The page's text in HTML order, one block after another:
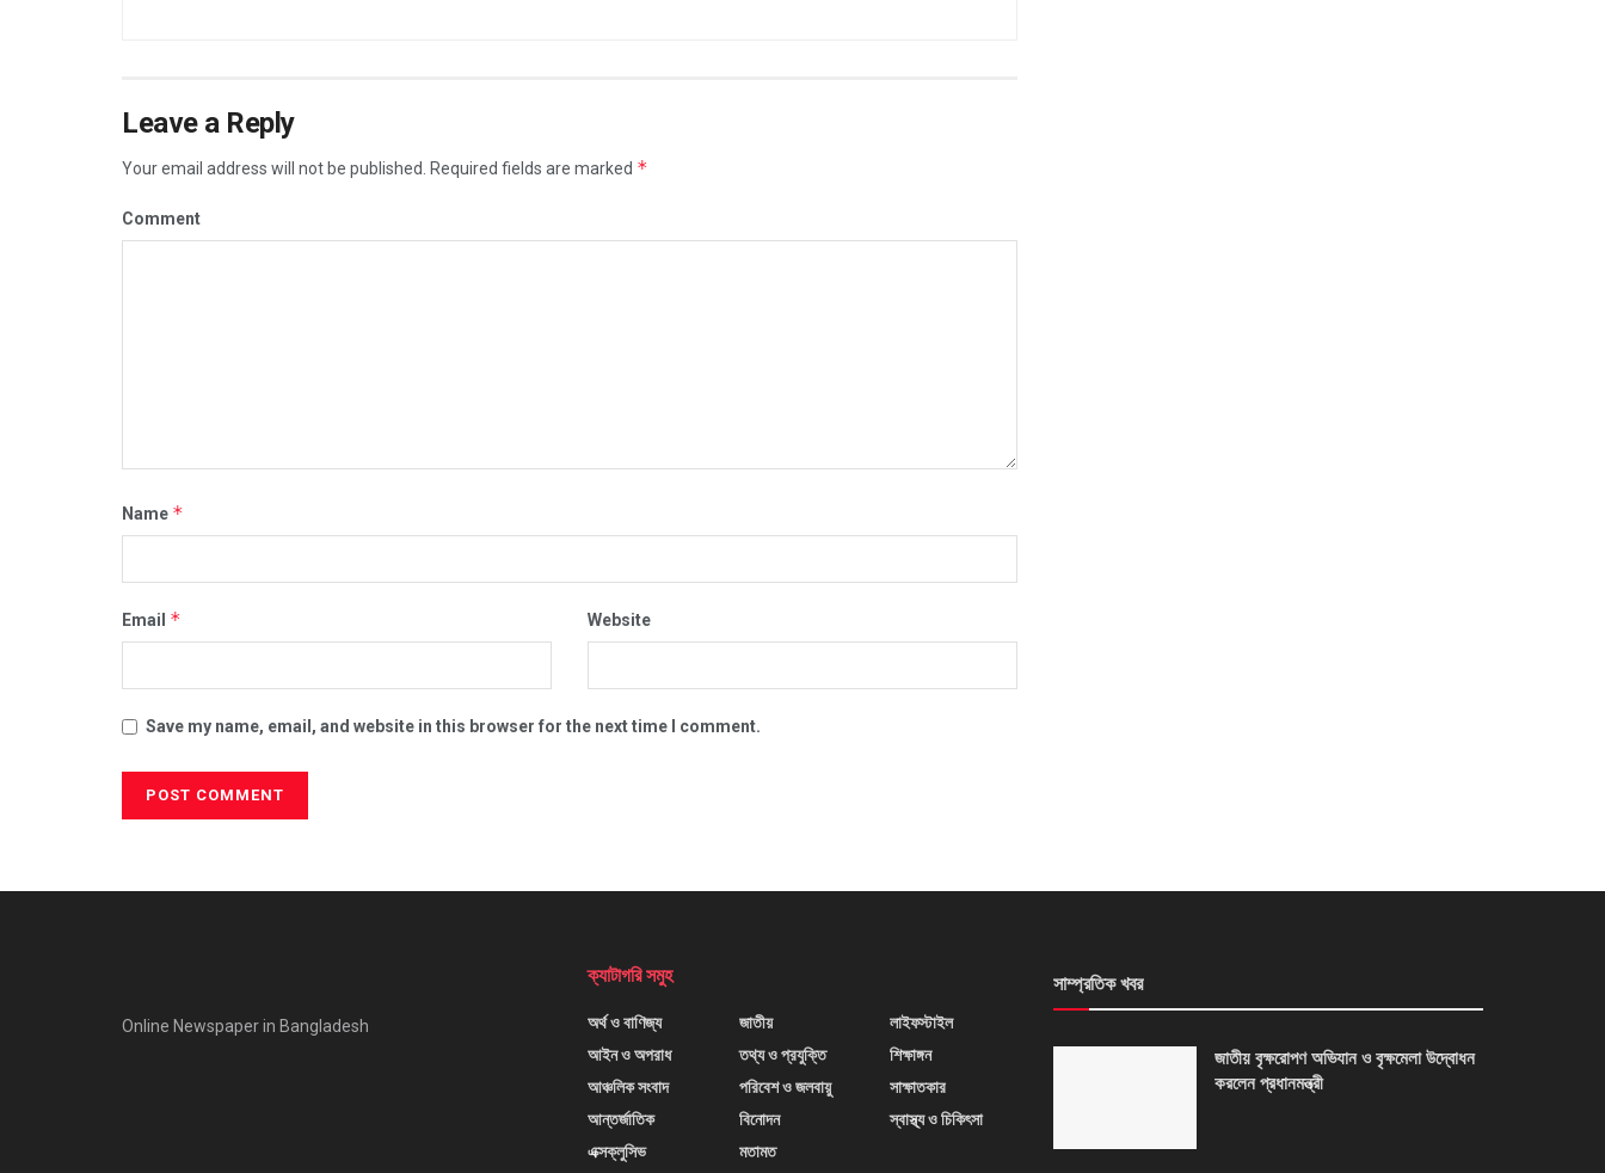
Leave a Reply
Your email address will not be published. Required fields are marked *
Comment
Name *
Email * Website
Save my name, email, and website in this browser for the next time I comment.
Online Newspaper in Bangladesh
ক্যাটাগরি সমুহ
অর্থ ও বাণিজ্য
আইন ও অপরাধ
আঞ্চলিক সংবাদ
আন্তর্জাতিক
এক্সক্লুসিভ
জাতীয়
তথ্য ও প্রযুক্তি
পরিবেশ ও জলবায়ু
বিনোদন
মতামত
লাইফস্টাইল
শিক্ষাঙ্গন
সাক্ষাতকার
স্বাস্থ্য ও চিকিৎসা
সাম্প্রতিক খবর
জাতীয় বৃক্ষরোপণ অভিযান ও বৃক্ষমেলা উদ্বোধন
করলেন প্রধানমন্ত্রী